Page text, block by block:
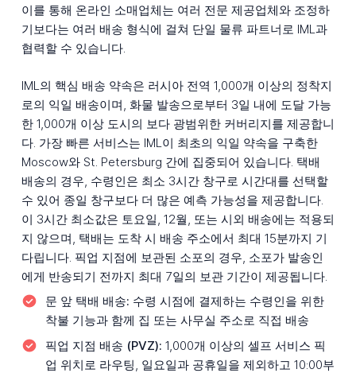
이를 통해 온라인 소매업체는 여러 전문 제공업체와 조정하
기보다는 여러 배송 형식에 걸쳐 단일 물류 파트너로 IML과
협력할 수 있습니다.
IML의 핵심 배송 약속은 러시아 전역 1,000개 이상의 정착지
로의 익일 배송이며, 화물 발송으로부터 3일 내에 도달 가능
한 1,000개 이상 도시의 보다 광범위한 커버리지를 제공합니
다. 가장 빠른 서비스는 IML이 최초의 익일 약속을 구축한
Moscow와 St. Petersburg 간에 집중되어 있습니다. 택배
배송의 경우, 수령인은 최소 3시간 창구로 시간대를 선택할
수 있어 종일 창구보다 더 많은 예측 가능성을 제공합니다.
이 3시간 최소값은 토요일, 12월, 또는 시외 배송에는 적용되
지 않으며, 택배는 도착 시 배송 주소에서 최대 15분까지 기
다립니다. 픽업 지점에 보관된 소포의 경우, 소포가 발송인
에게 반송되기 전까지 최대 7일의 보관 기간이 제공됩니다.
문 앞 택배 배송: 수령 시점에 결제하는 수령인을 위한
착불 기능과 함께 집 또는 사무실 주소로 직접 배송
픽업 지점 배송 (PVZ): 1,000개 이상의 셀프 서비스 픽
업 위치로 라우팅, 일요일과 공휴일을 제외하고 10:00부